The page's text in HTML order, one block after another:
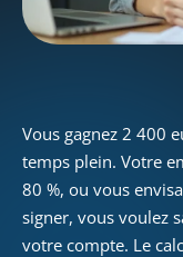
Vous gagnez 2 400
temps plein. Votre
80 %, ou vous
signer, vous voulez
votre compte. Le